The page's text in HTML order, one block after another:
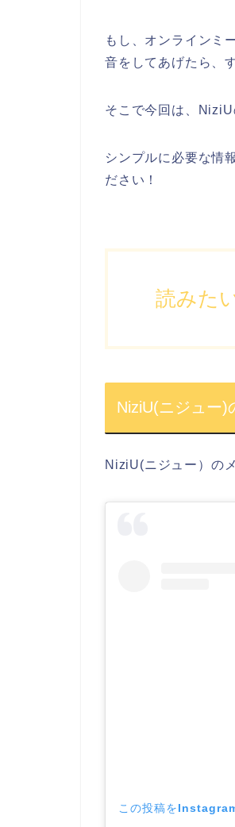
もし、オンラインミ
音をしてあげたら、
そこで今回は、 NiziU
シンプルに必要な情
ださい！
読みた
NiziU(ニジュー)
NiziU(ニジュー） の
この投稿を